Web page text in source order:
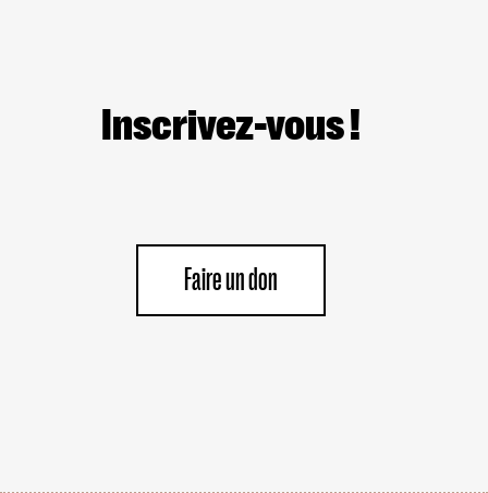
Inscrivez-vous !
Faire un don